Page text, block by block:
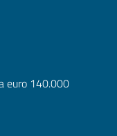
euro 140.000